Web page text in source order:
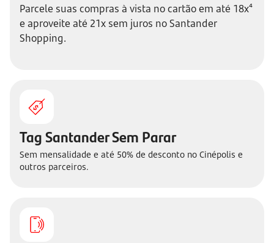
Parcele suas compras à vista no cartão em até 18x⁴
e aproveite até 21x sem juros no Santander
Shopping.
Tag Santander Sem Parar
Sem mensalidade e até 50% de desconto no Cinépolis e
outros parceiros.